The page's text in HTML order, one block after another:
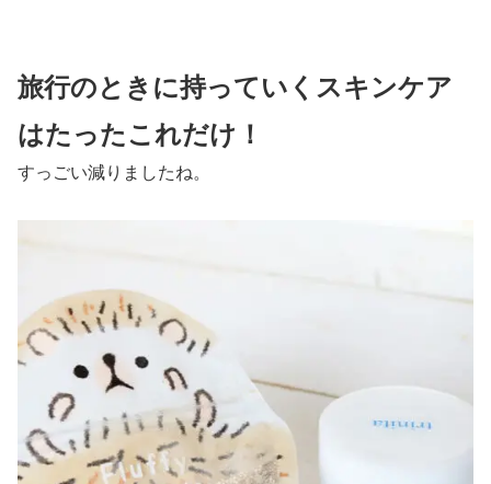
旅行のときに持っていくスキンケア
はたったこれだけ！
すっごい減りましたね。